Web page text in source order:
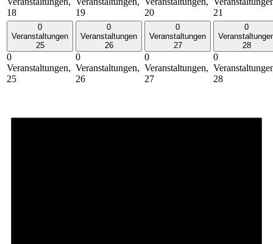
18
19
20
21
0
Veranstaltungen
25
0
Veranstaltungen,
25
0
Veranstaltungen
26
0
Veranstaltungen,
26
0
Veranstaltungen
27
0
Veranstaltungen,
27
0
28
0
28